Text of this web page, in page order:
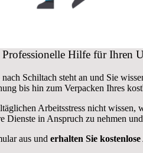
Professionelle Hilfe für Ihren
Schiltach steht an und Sie
bis hin zum Verpacken Ihres
Arbeitsstress nicht wissen,
Dienste in Anspruch zu nehmen
aus und erhalten Sie